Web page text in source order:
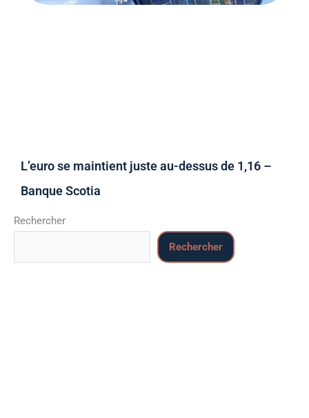
L’euro se maintient juste au-dessus de 1,16 –
Banque Scotia
Rechercher
Rechercher